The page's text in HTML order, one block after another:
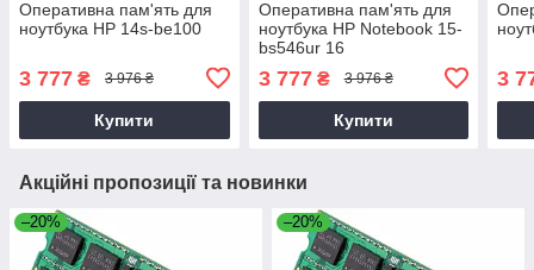
Оперативна пам'ять для
ноутбука HP 14s-be100
3 777 ₴ 3 976 ₴
Купити
Оперативна пам'ять для
ноутбука HP Notebook 15-
bs546ur 16
3 777₴ 3 976 ₴
Купити
3
Акційні пропозиції та новинки
–20% –20%